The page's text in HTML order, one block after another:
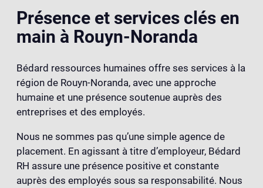
Présence et services clés en
main à Rouyn-Noranda
Bédard ressources humaines offre ses services à la
région de Rouyn-Noranda, avec une approche
humaine et une présence soutenue auprès des
entreprises et des employés.
Nous ne sommes pas qu’une simple agence de
placement. En agissant à titre d’employeur, Bédard
RH assure une présence positive et constante
auprès des employés sous sa responsabilité. Nous